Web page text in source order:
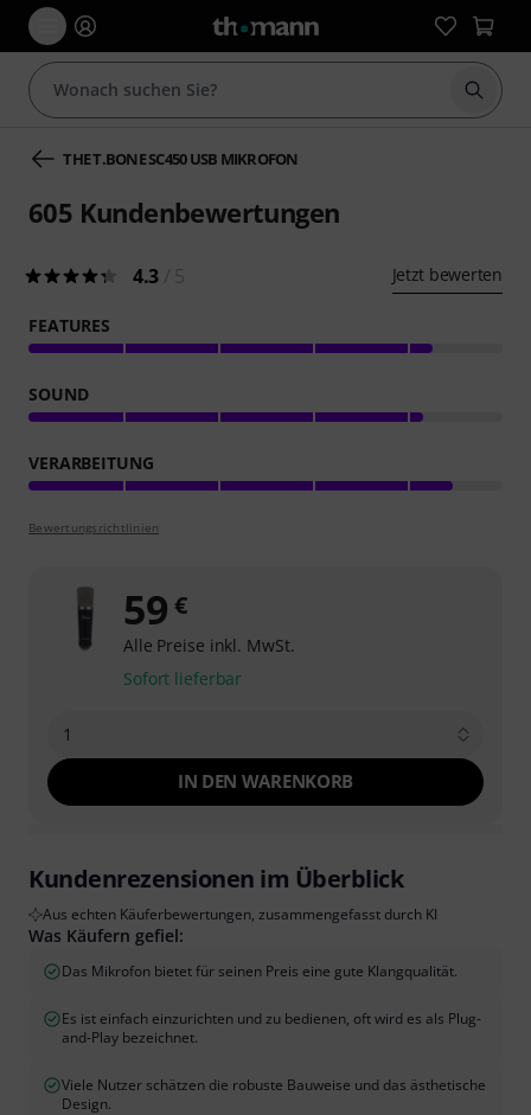
Suche
THE T.BONE SC450 USB MIKROFON
605 Kundenbewertungen
4.3 Jetzt bewerten
FEATURES
SOUND
VERARBEITUNG
Bewertungsrichtlinien
59 €
Alle Preise inkl. MwSt.
Sofort lieferbar
1
IN DEN WARENKORB
Kundenrezensionen im Überblick
Aus echten Käuferbewertungen, zusammengefasst durch KI
Was Käufern gefiel:
Das Mikrofon bietet für seinen Preis eine gute Klangqualität.
Es ist einfach einzurichten und zu bedienen, oft wird es als Plug-
and-Play bezeichnet.
Viele Nutzer schätzen die robuste Bauweise und das ästhetische
Design.